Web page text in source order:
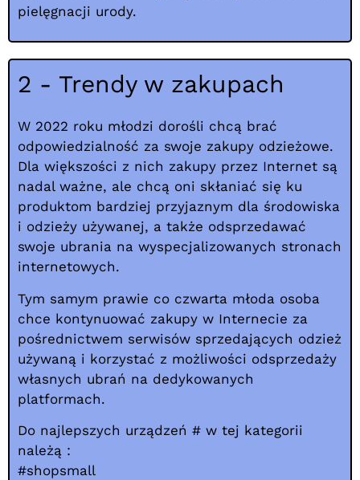
pielęgnacji urody.
2 - Trendy w zakupach
W 2022 roku młodzi dorośli chcą brać
odpowiedzialność za swoje zakupy odzieżowe.
Dla większości z nich zakupy przez Internet są
nadal ważne, ale chcą oni skłaniać się ku
produktom bardziej przyjaznym dla środowiska
i odzieży używanej, a także odsprzedawać
swoje ubrania na wyspecjalizowanych stronach
internetowych.
Tym samym prawie co czwarta młoda osoba
chce kontynuować zakupy w Internecie za
pośrednictwem serwisów sprzedających odzież
używaną i korzystać z możliwości odsprzedaży
własnych ubrań na dedykowanych
platformach.
Do najlepszych urządzeń # w tej kategorii
należą :
#shopsmall